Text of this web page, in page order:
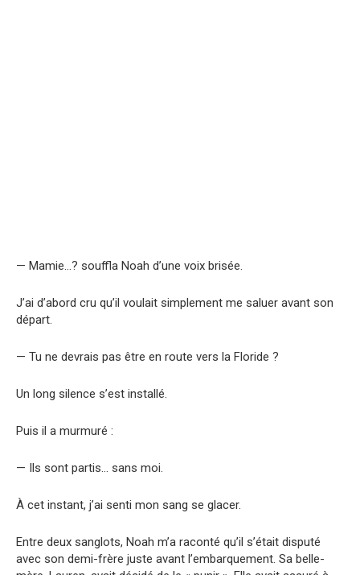
— Mamie…? souffla Noah d’une voix brisée.
J’ai d’abord cru qu’il voulait simplement me saluer avant son
départ.
— Tu ne devrais pas être en route vers la Floride ?
Un long silence s’est installé.
Puis il a murmuré :
— Ils sont partis… sans moi.
À cet instant, j’ai senti mon sang se glacer.
Entre deux sanglots, Noah m’a raconté qu’il s’était disputé
avec son demi-frère juste avant l’embarquement. Sa belle-